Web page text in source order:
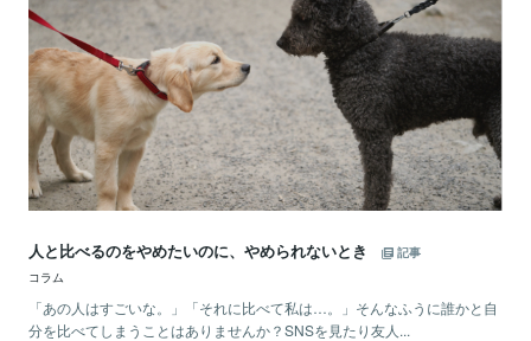
人と比べるのをやめたいのに、やめられないとき
記事
コラム
「あの人はすごいな。」「それに比べて私は…。」そんなふうに誰かと自
分を比べてしまうことはありませんか？SNSを見たり友人...